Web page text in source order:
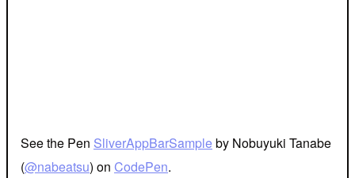
See the Pen SliverAppBarSampleby Nobuyuki Tanabe
(@nabeatsu) on CodePen.